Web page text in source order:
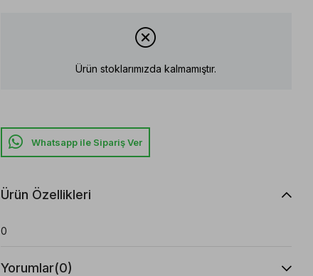
Ürün stoklarımızda kalmamıştır.
Whatsapp ile Sipariş Ver
Ürün Özellikleri
0
Yorumlar(0)